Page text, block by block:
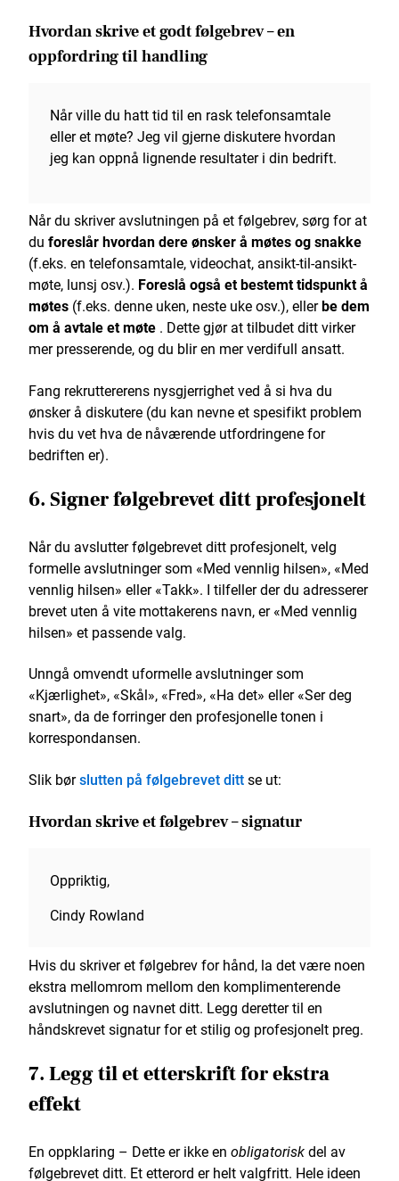
Hvordan skrive et godt følgebrev – en
oppfordring til handling
Når ville du hatt tid til en rask telefonsamtale
eller et møte? Jeg vil gjerne diskutere hvordan
jeg kan oppnå lignende resultater i din bedrift.
Når du skriver avslutningen på et følgebrev, sørg for at
du foreslår hvordan dere ønsker å møtes og snakke
(f.eks. en telefonsamtale, videochat, ansikt-til-ansikt-
møte, lunsj osv.). Foreslå også et bestemt tidspunkt å
møtes (f.eks. denne uken, neste uke osv.), ellerbe dem
om å avtale et møte . Dette gjør at tilbudet ditt virker
mer presserende, og du blir en mer verdifull ansatt.
Fang rekruttererens nysgjerrighet ved å si hva du
ønsker å diskutere (du kan nevne et spesifikt problem
hvis du vet hva de nåværende utfordringene for
bedriften er).
6. Signer følgebrevet ditt profesjonelt
Når du avslutter følgebrevet ditt profesjonelt, velg
formelle avslutninger som «Med vennlig hilsen», «Med
vennlig hilsen» eller «Takk». I tilfeller der du adresserer
brevet uten å vite mottakerens navn, er «Med vennlig
hilsen» et passende valg.
Unngå omvendt uformelle avslutninger som
«Kjærlighet», «Skål», «Fred», «Ha det» eller «Ser deg
snart», da de forringer den profesjonelle tonen i
korrespondansen.
Slik børslutten på følgebrevet dittse ut:
Hvordan skrive et følgebrev – signatur
Oppriktig,
Cindy Rowland
Hvis du skriver et følgebrev for hånd, la det være noen
ekstra mellomrom mellom den komplimenterende
avslutningen og navnet ditt. Legg deretter til en
håndskrevet signatur for et stilig og profesjonelt preg.
7. Legg til et etterskrift for ekstra
effekt
En oppklaring – Dette er ikke en obligatoriskdel av
følgebrevet ditt. Et etterord er helt valgfritt. Hele ideen